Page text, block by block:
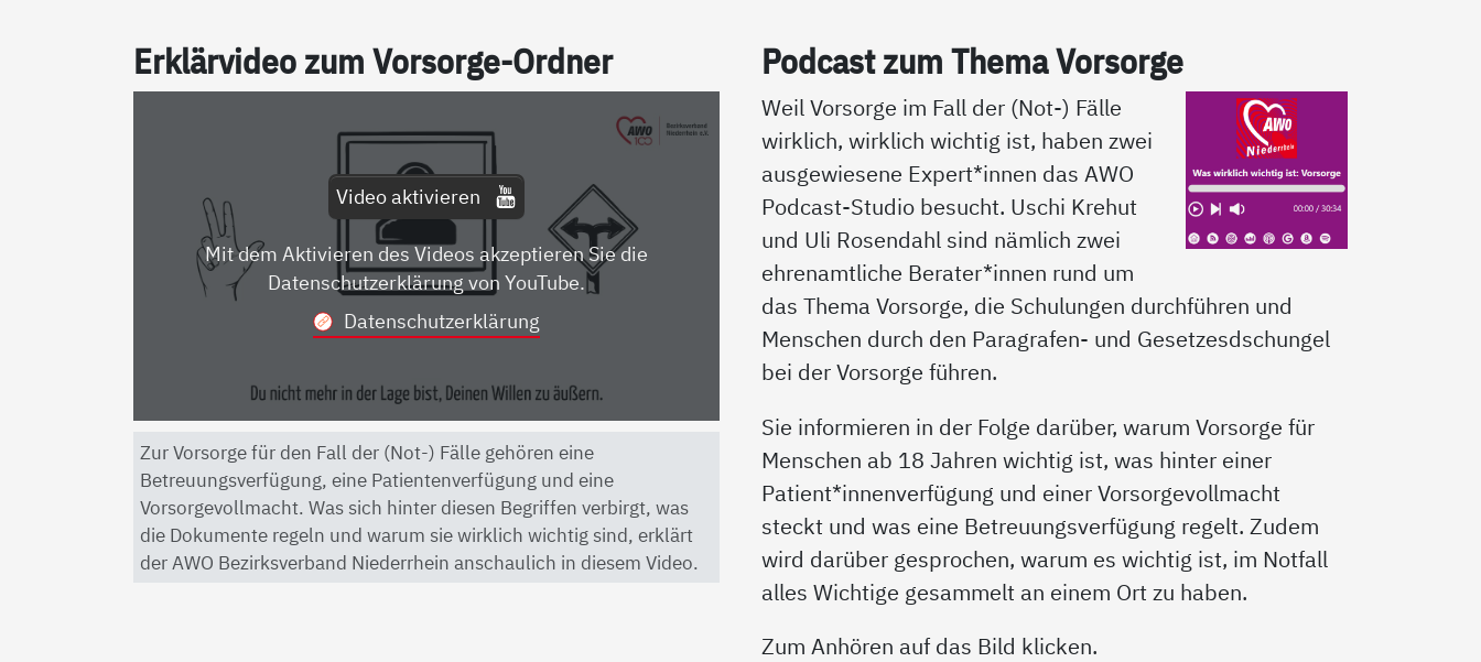
Er­klär­vi­deo zum Vor­sor­ge-Ord­ner
Video aktivieren
Mit dem Aktivieren des Videos akzeptieren Sie die
Datenschutzerklärung von YouTube.
Datenschutzerklärung
Zur Vorsorge für den Fall der (Not-) Fälle gehören eine
Betreuungsverfügung, eine Patientenverfügung und eine
Vorsorgevollmacht. Was sich hinter diesen Begriffen verbirgt, was
die Dokumente regeln und warum sie wirklich wichtig sind, erklärt
der AWO Bezirksverband Niederrhein anschaulich in diesem Video.
Pod­cast zum The­ma Vor­sor­ge
Weil Vorsorge im Fall der (Not-) Fälle
wirklich, wirklich wichtig ist, haben zwei
ausgewiesene Expert*innen das AWO
Podcast-Studio besucht. Uschi Krehut
und Uli Rosendahl sind nämlich zwei
ehrenamtliche Berater*innen rund um
das Thema Vorsorge, die Schulungen durchführen und
Menschen durch den Paragrafen- und Gesetzesdschungel
bei der Vorsorge führen.
Sie informieren in der Folge darüber, warum Vorsorge für
Menschen ab 18 Jahren wichtig ist, was hinter einer
Patient*innenverfügung und einer Vorsorgevollmacht
steckt und was eine Betreuungsverfügung regelt. Zudem
wird darüber gesprochen, warum es wichtig ist, im Notfall
alles Wichtige gesammelt an einem Ort zu haben.
Zum Anhören auf das Bild klicken.